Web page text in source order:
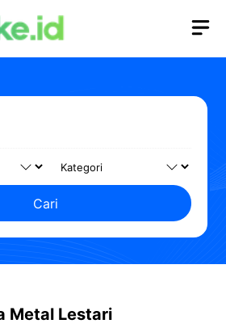
Cari
Metal Lestari